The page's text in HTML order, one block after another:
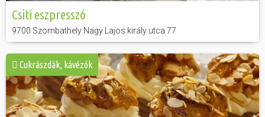
Csiti eszpresszó
9700 Szombathely Nagy Lajos király utca 77
Cukrászdák, kávézók